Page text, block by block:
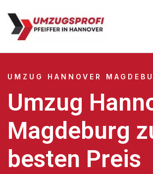
UMZUG HANNOVER
Umzug
Magdeburg
besten Preis